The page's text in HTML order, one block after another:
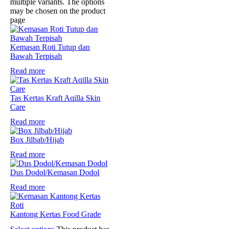
may be chosen on the product
page
Kemasan Roti Tutup dan
Bawah Terpisah
Read more
Tas Kertas Kraft Aqilla Skin
Care
Read more
Box Jilbab/Hijab
Read more
Dus Dodol/Kemasan Dodol
Read more
Kantong Kertas Food Grade